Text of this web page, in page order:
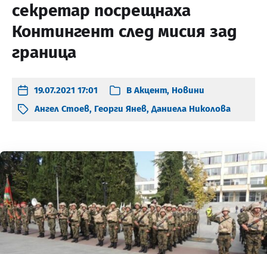
секретар посрещнаха
Контингент след мисия зад
граница
19.07.2021 17:01 В Акцент, Новини
Ангел Стоев, Георги Янев,Даниела Николова